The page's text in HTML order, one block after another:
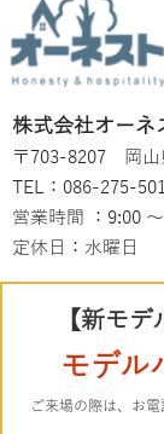
株式会社オーネ
〒703-8207 岡山
TEL：086-275-
営業時間 ：9:00
定休日：水曜日
【新モ
モデル
ご来場の際は、お